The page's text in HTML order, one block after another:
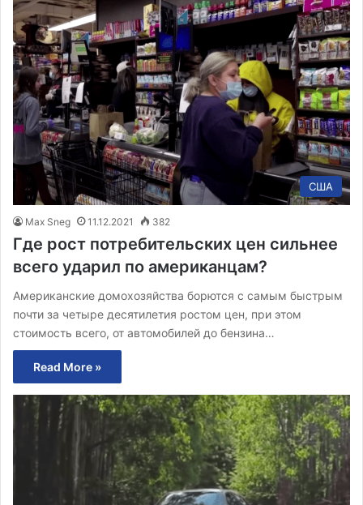
США
Max Sneg 11.12.2021 382
Где рост потребительских цен сильнее
всего ударил по американцам?
Американские домохозяйства борются с самым быстрым
почти за четыре десятилетия ростом цен, при этом
стоимость всего, от автомобилей до бензина…
Read More »